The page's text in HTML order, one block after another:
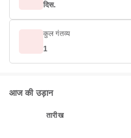
दिस.
कुल गंतव्य
1
आज की उड़ान
तारीख